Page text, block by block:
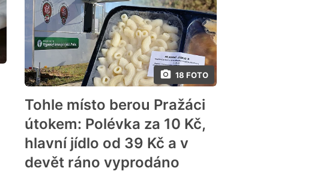
18 FOTO
Tohle místo berou Pražáci
útokem: Polévka za 10 Kč,
hlavní jídlo od 39 Kč a v
devět ráno vyprodáno